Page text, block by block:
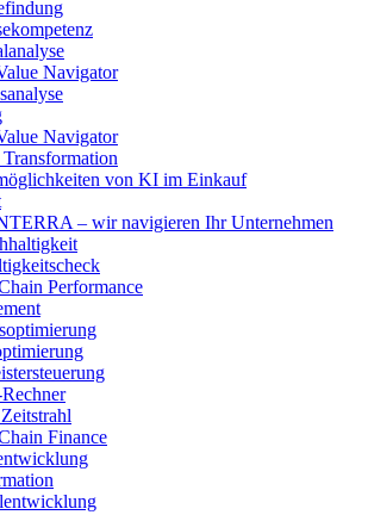
Navigator
Navigator
von KI im Einkauf
– wir navigieren Ihr Unternehmen
Performance
Finance